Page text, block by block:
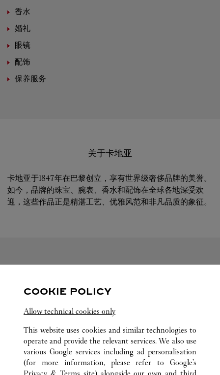
香水
婚礼
眼镜
配饰
保养服务
关于卡地亚
卡地亚于1847年在巴黎创立，享有世界级奢侈品牌的美誉。
如今，品牌的珠宝、腕表、香水和配饰在全球各地深受欢
迎，这些作品正是精湛工艺、优雅风范和非凡品质的象征。
Visit us on Facebook
Link Opens in New Tab
Visit us on Instagram
Link Opens in New TabVisit us on Tumblr
Link Opens in New Tab
COOKIE POLICY
Allow technical cookies only
This website uses cookies and similar technologies to
operate and provide the relevant services. We also use
various Google services including ad personalisation
(for more information, please refer to Google's